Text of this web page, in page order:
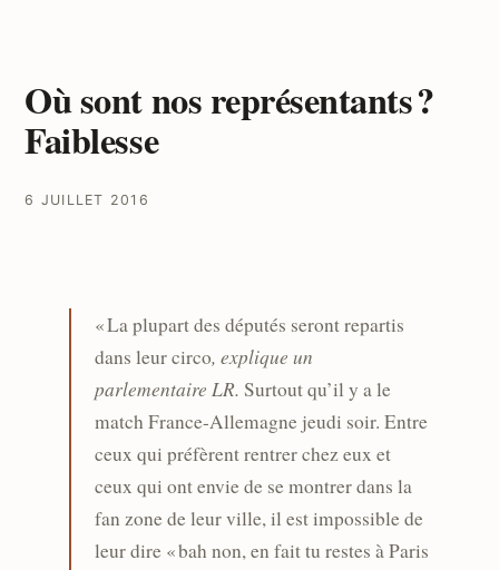
Où sont nos représentants ?
Faiblesse
6 JUILLET 2016
« La plupart des députés seront repartis
dans leur circo, explique un
parlementaire LR.Surtout qu’il y a le
match France-Allemagne jeudi soir. Entre
ceux qui préfèrent rentrer chez eux et
ceux qui ont envie de se montrer dans la
fan zone de leur ville, il est impossible de
leur dire « bah non, en fait tu restes à Paris